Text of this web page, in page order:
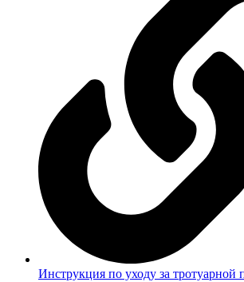
Инструкция по уходу за тротуарной